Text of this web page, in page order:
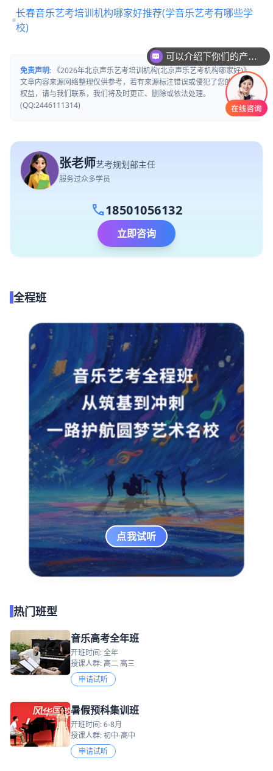
长春音乐艺考培训机构哪家好推荐(学音乐艺考有哪些学
校)
免责声明: 《2026年北京声乐艺考培训机构(北京声乐艺考机构哪家好)》
文章内容来源网络整理仅供参考，若有来源标注错误或侵犯了您的合法
权益，请与我们联系，我们将及时更正、删除或依法处理。
(QQ:2446111314)
张老师艺考规划部主任
服务过众多学员
call18501056132
立即咨询
全程班
点我试听
热门班型
音乐高考全年班
开班时间: 全年
授课人群: 高二 高三
申请试听
暑假预科集训班
开班时间: 6-8月
授课人群: 初中-高中
申请试听
你们是怎么收费的呢